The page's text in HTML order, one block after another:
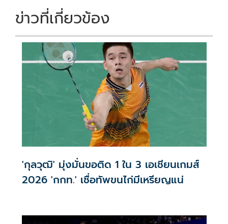
ข่าวที่เกี่ยวข้อง
'กุลวุฒิ' มุ่งมั่นขอติด 1 ใน 3 เอเชียนเกมส์
2026 'กกท.' เชื่อทัพขนไก่มีเหรียญแน่